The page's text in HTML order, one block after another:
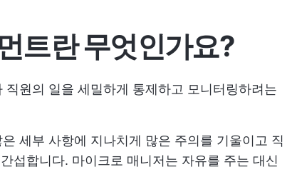
트란 무엇인가요?
원의 일을 세밀하게 통제하고 모니터링하려는
세부 사항에 지나치게 많은 주의를 기울이고 직
섭합니다. 마이크로 매니저는 자유를 주는 대신